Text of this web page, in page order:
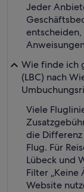
Jeder
Wie finde ich
(LBC) nach
Viele
die
Flug. Für
Lübeck und
Filter
Website